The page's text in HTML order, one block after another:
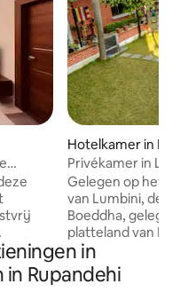
een
Hotelkamer in
ritik
Privékamer in
Gelegen op het
van Lumbini, de
Boeddha,
platteland van
accommodatie
afstand van de
Place of Lord
in
Rupandehi